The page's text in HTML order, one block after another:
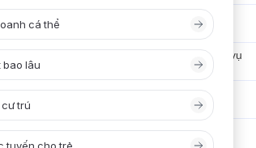
Nộp hồ sơ trực tuyến ( Dịch vụ